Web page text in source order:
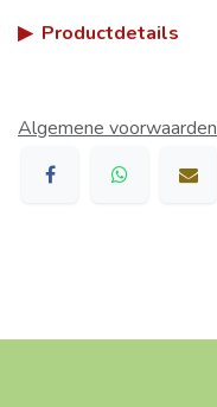
▶ Productdetails
Algemene voorwaarden